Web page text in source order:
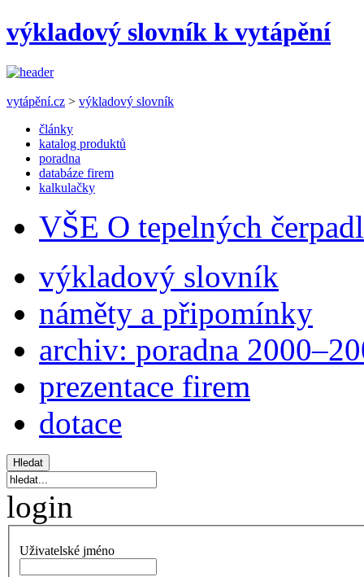
výkladový slovník k vytápění
vytápění.cz > výkladový slovník
články
katalog produktů
poradna
databáze firem
kalkulačky
VŠE O tepelných
výkladový slovník
náměty a připomínky
archiv: poradna
prezentace firem
dotace
login
Uživatelské jméno